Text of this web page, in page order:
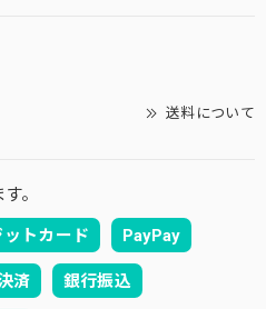
送料について
。
ットカード PayPay
済 銀行振込